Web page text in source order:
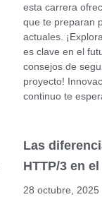
esta carrera
que te preparan
actuales.
es clave en el
consejos de
proyecto!
continuo te
Las
HTTP/3 en
28 octubre, 2025